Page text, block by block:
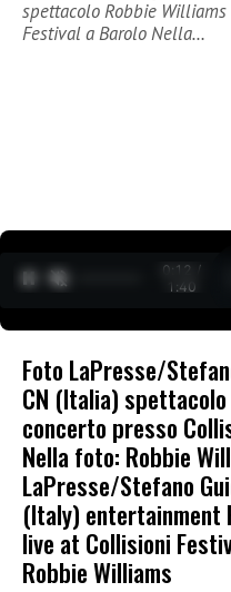
spettacolo Robbie
Festival a Barolo Nella…
0:13 /
1:40
Foto LaPresse/
CN (Italia)
concerto presso
Nella foto: Robbie
LaPresse/Stefano
(Italy) entertainment
live at Collisioni
Robbie Williams